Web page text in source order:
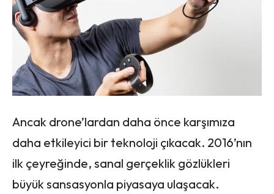
Ancak drone’lardan daha önce karşımıza
daha etkileyici bir teknoloji çıkacak. 2016’nın
ilk çeyreğinde, sanal gerçeklik gözlükleri
büyük sansasyonla piyasaya ulaşacak.